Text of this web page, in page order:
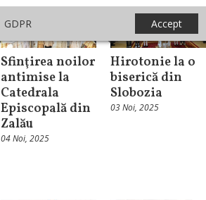
GDPR Accept
Știri
Sfinţirea noilor
antimise la
Catedrala
Episcopală din
Zalău
04 Noi, 2025
Hirotonie la o
biserică din
Slobozia
03 Noi, 2025